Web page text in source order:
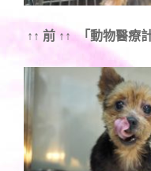
↑↑ 前 ↑↑ 「動物醫療